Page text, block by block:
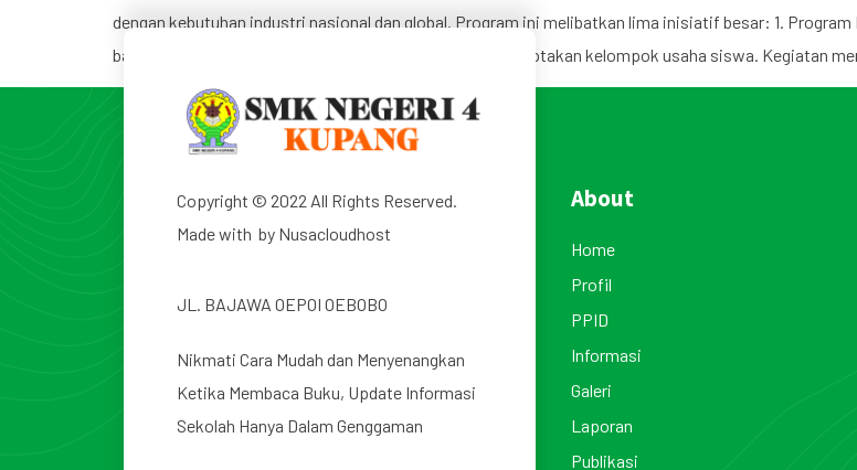
dengan kebutuhan industri nasional dan global. Program ini melibatkan lima inisiatif besar: 1.
bantuan untuk memfasilitasi siswa berinovasi dan menciptakan kelompok usaha siswa. Kegiatan
Copyright © 2022 All Rights Reserved.
Made with by Nusacloudhost
JL. BAJAWA OEPOI OEBOBO
Nikmati Cara Mudah dan Menyenangkan
Ketika Membaca Buku, Update Informasi
Sekolah Hanya Dalam Genggaman
About
Home
Profil
PPID
Informasi
Galeri
Laporan
Publikasi